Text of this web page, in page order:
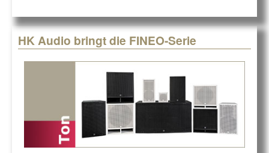
HK Audio bringt die FINEO-Serie